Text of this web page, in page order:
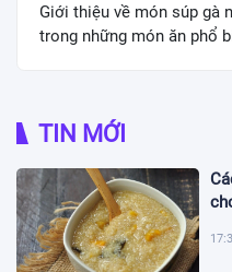
Giới thiệu về món súp gà
trong những món ăn phổ
TIN MỚI